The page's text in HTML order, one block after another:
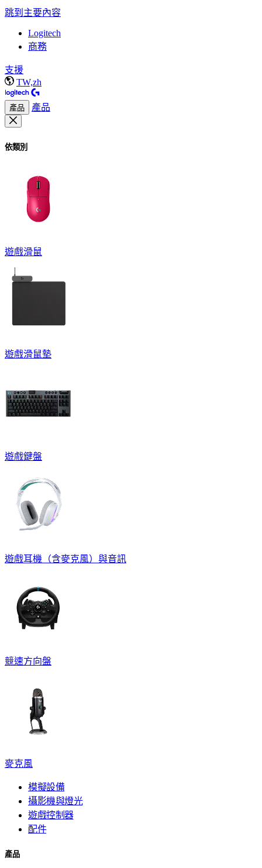
跳到主要內容
Logitech
商務
支援
TW,zh
產品 產品
依類別
遊戲滑鼠
遊戲滑鼠墊
遊戲鍵盤
遊戲耳機（含麥克風）與音訊
競速方向盤
麥克風
模擬設備
攝影機與燈光
遊戲控制器
配件
產品